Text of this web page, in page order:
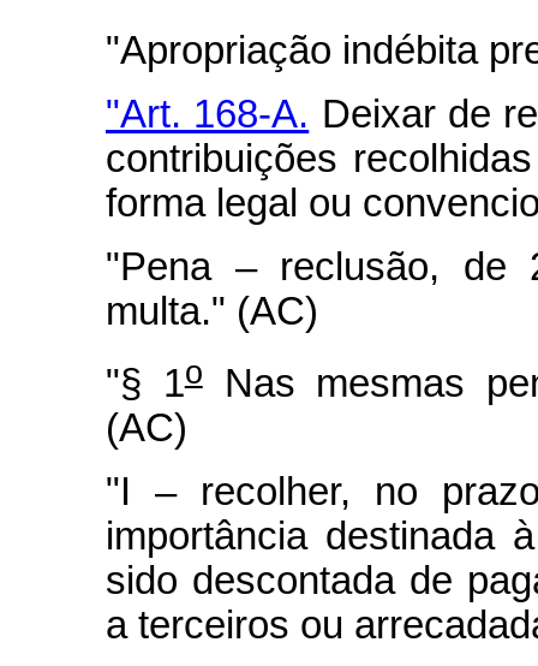
"Apropriação indébita
"Art. 168-A. Deixar de
contribuições
forma legal ou
"Pena – reclusão,
multa." (AC)
"§ 1oNas mesmas
(AC)
"I – recolher, no
importância destinada
sido descontada de
a terceiros ou